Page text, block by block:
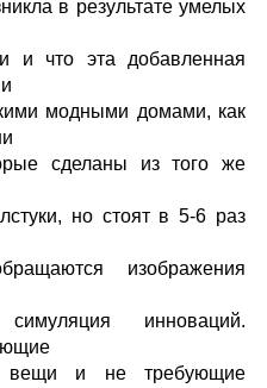
в результате умелых
и что эта добавленная
модными домами, как
сделаны из того же
но стоят в 5-6 раз
изображения
инноваций.
вещи и не требующие